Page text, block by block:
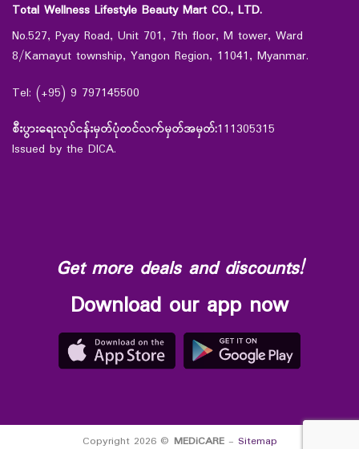
Total Wellness Lifestyle Beauty Mart CO., LTD.
No.527, Pyay Road, Unit 701, 7th floor, M tower, Ward
8/Kamayut township, Yangon Region, 11041, Myanmar.
Tel: (+95) 9 797145500
စီးပွားရေးလုပ်ငန်းမှတ်ပုံတင်လက်မှတ်အမှတ်:111305315
Issued by the DICA.
Get more deals and discounts!
Download our app now
Copyright 2026 © MEDiCARE- Sitemap